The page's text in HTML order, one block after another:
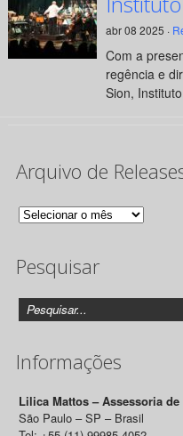
abr 08 2025 ·
Com a
regência e
Sion,
Arquivo de
Arquivo
Releases
Pesquisar
Informações
Lilica Mattos – Assessoria
São Paulo – SP – Brasil